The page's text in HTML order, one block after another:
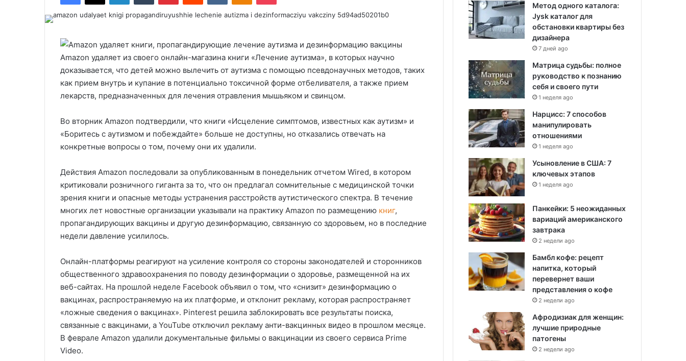
Amazon удаляет из своего онлайн-магазина книги «Лечение аутизма», в которых научно
доказывается, что детей можно вылечить от аутизма с помощью псевдонаучных методов, таких
как прием внутрь и купание в потенциально токсичной форме отбеливателя, а также прием
лекарств, предназначенных для лечения отравления мышьяком и свинцом.
Во вторник Amazon подтвердили, что книги «Исцеление симптомов, известных как аутизм» и
«Боритесь с аутизмом и побеждайте» больше не доступны, но отказались отвечать на
конкретные вопросы о том, почему они их удалили.
Действия Amazon последовали за опубликованным в понедельник отчетом Wired, в котором
критиковали розничного гиганта за то, что он предлагал сомнительные с медицинской точки
зрения книги и опасные методы устранения расстройств аутистического спектра. В течение
многих лет новостные организации указывали на практику Amazon по размещению книг,
пропагандирующих вакцины и другую дезинформацию, связанную со здоровьем, но в последние
недели давление усилилось.
Онлайн-платформы реагируют на усиление контроля со стороны законодателей и сторонников
общественного здравоохранения по поводу дезинформации о здоровье, размещенной на их
веб-сайтах. На прошлой неделе Facebook объявил о том, что «снизит» дезинформацию о
вакцинах, распространяемую на их платформе, и отклонит рекламу, которая распространяет
«ложные сведения о вакцинах». Pinterest решила заблокировать все результаты поиска,
связанные с вакцинами, а YouTube отключил рекламу анти-вакцинных видео в прошлом месяце.
В феврале Amazon удалили документальные фильмы о вакцинации из своего сервиса Prime
Video.
Метод одного каталога:
Jysk каталог для
обстановки квартиры без
дизайнера
7 дней ago
Матрица судьбы: полное
руководство к познанию
себя и своего пути
1 неделя ago
Нарцисс: 7 способов
манипулировать
отношениями
1 неделя ago
Усыновление в США: 7
ключевых этапов
1 неделя ago
Панкейки: 5 неожиданных
вариаций американского
завтрака
2 недели ago
Бамбл кофе: рецепт
напитка, который
перевернет ваши
представления о кофе
2 недели ago
Афродизиак для женщин:
лучшие природные
патогены
2 недели ago